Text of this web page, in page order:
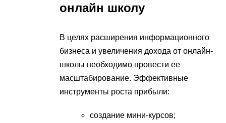
онлайн школу
В целях расширения информационного
бизнеса и увеличения дохода от онлайн-
школы необходимо провести ее
масштабирование. Эффективные
инструменты роста прибыли:
создание мини-курсов;